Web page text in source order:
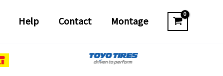
Help Contact Montage